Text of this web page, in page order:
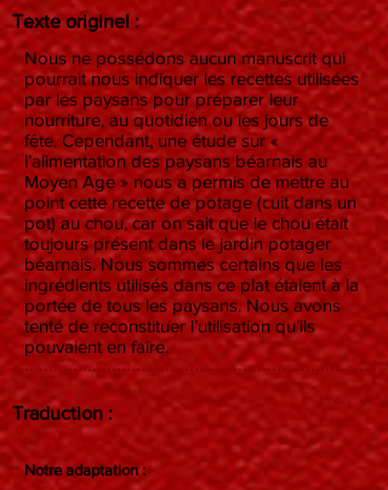
Texte originel :
Nous ne possédons aucun manuscrit qui
pourrait nous indiquer les recettes utilisées
par les paysans pour préparer leur
nourriture, au quotidien ou les jours de
fête. Cependant, une étude sur «
l’alimentation des paysans béarnais au
Moyen Age » nous a permis de mettre au
point cette recette de potage (cuit dans un
pot) au chou, car on sait que le chou était
toujours présent dans le jardin potager
béarnais. Nous sommes certains que les
ingrédients utilisés dans ce plat étaient à la
portée de tous les paysans. Nous avons
tenté de reconstituer l’utilisation qu’ils
pouvaient en faire.
Traduction :
Notre adaptation :